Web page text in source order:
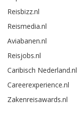
Reisbizz.nl
Reismedia.nl
Aviabanen.nl
Reisjobs.nl
Caribisch Nederland.nl
Careerexperience.nl
Zakenreisawards.nl